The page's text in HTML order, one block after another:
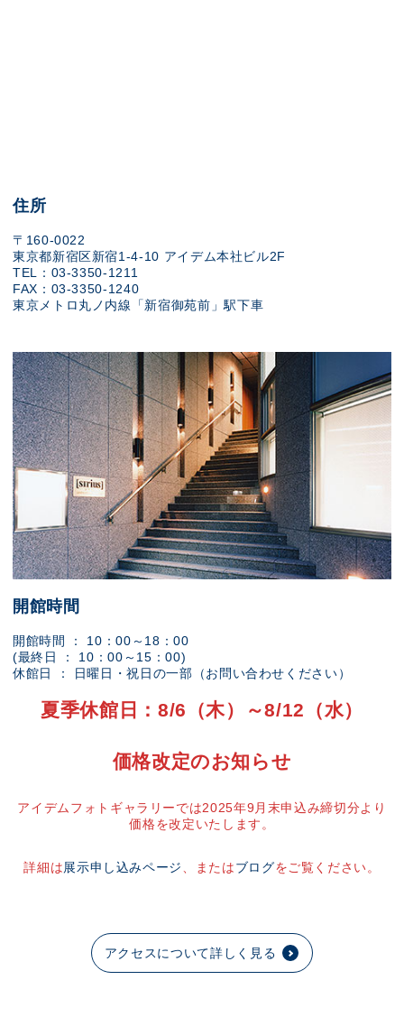
住所
〒160-0022
東京都新宿区新宿1-4-10 アイデム本社ビル2F
TEL：03-3350-1211
FAX：03-3350-1240
東京メトロ丸ノ内線「新宿御苑前」駅下車
開館時間
開館時間 ： 10：00～18：00
(最終日 ： 10：00～15：00)
休館日 ： 日曜日・祝日の一部（お問い合わせください）
夏季休館日：8/6（木）～8/12（水）
価格改定のお知らせ
アイデムフォトギャラリーでは2025年9月末申込み締切分より
価格を改定いたします。
詳細は展示申し込みページ 、またはブログをご覧ください。
アクセスについて詳しく見る